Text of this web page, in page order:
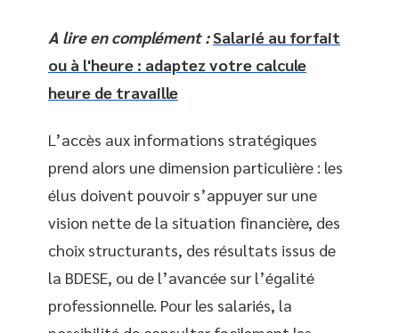
A lire en complément : Salarié au forfait
ou à l'heure : adaptez votre calcule
heure de travaille
L’accès aux informations stratégiques
prend alors une dimension particulière : les
élus doivent pouvoir s’appuyer sur une
vision nette de la situation financière, des
choix structurants, des résultats issus de
la BDESE, ou de l’avancée sur l’égalité
professionnelle. Pour les salariés, la